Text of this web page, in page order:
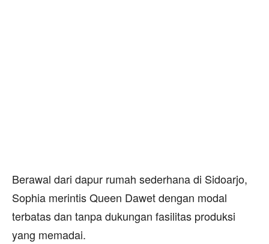
Berawal dari dapur rumah sederhana di Sidoarjo,
Sophia merintis Queen Dawet dengan modal
terbatas dan tanpa dukungan fasilitas produksi
yang memadai.